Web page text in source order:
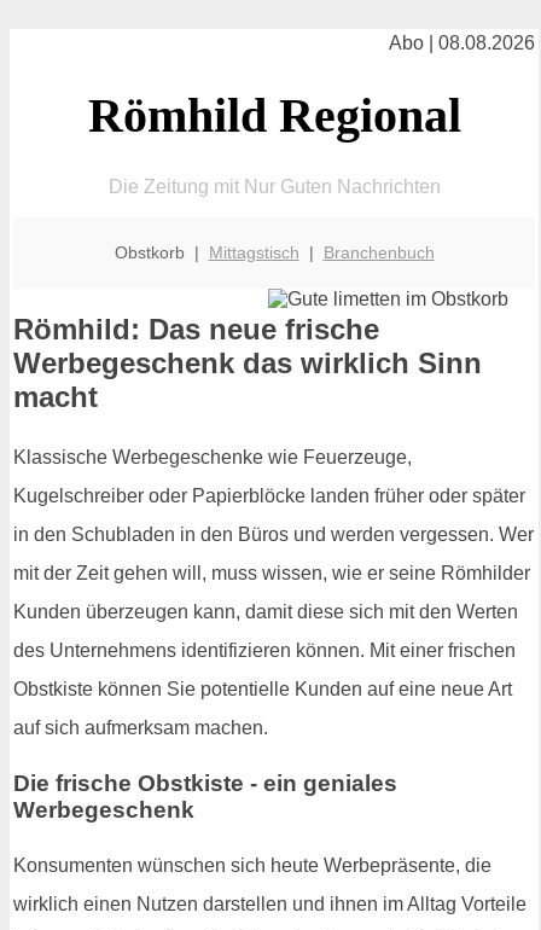
Abo | 08.08.2026
Römhild Regional
Die Zeitung mit Nur Guten Nachrichten
Obstkorb | Mittagstisch | Branchenbuch
Römhild: Das neue frische
Werbegeschenk das wirklich Sinn
macht
Klassische Werbegeschenke wie Feuerzeuge,
Kugelschreiber oder Papierblöcke landen früher oder später
in den Schubladen in den Büros und werden vergessen. Wer
mit der Zeit gehen will, muss wissen, wie er seine Römhilder
Kunden überzeugen kann, damit diese sich mit den Werten
des Unternehmens identifizieren können. Mit einer frischen
Obstkiste können Sie potentielle Kunden auf eine neue Art
auf sich aufmerksam machen.
Die frische Obstkiste - ein geniales
Werbegeschenk
Konsumenten wünschen sich heute Werbepräsente, die
wirklich einen Nutzen darstellen und ihnen im Alltag Vorteile